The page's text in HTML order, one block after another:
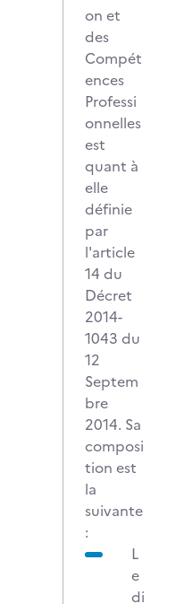
on et
des
Compét
ences
Professi
onnelles
est
quant à
elle
définie
par
l'article
14 du
Décret
2014-
1043 du
12
Septem
bre
2014. Sa
composi
tion est
la
suivante
:
L
e
di